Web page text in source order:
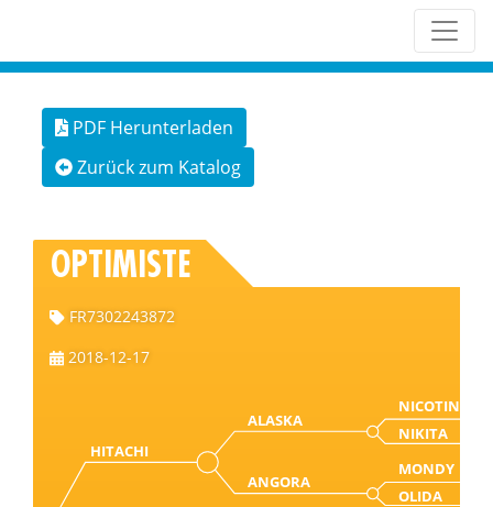
PDF Herunterladen
Zurück zum Katalog
OPTIMISTE
FR7302243872
2018-12-17
HITACHI
ALASKA
NICOTIN
NIKITA
ANGORA
MONDY
OLIDA